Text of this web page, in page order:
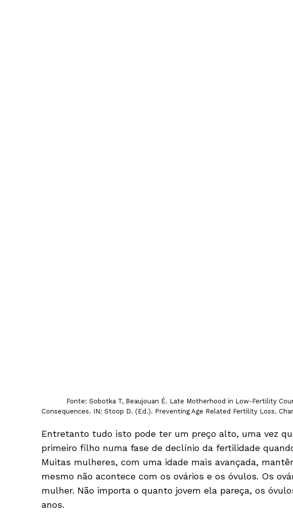
Fonte: Sobotka T, Beaujouan É. Late Motherhood in Low-Fertility
Consequences. IN: Stoop D. (Ed.). Preventing Age Related Fertility Loss.
Entretanto tudo isto pode ter um preço alto, uma vez
primeiro filho numa fase de declínio da fertilidade
Muitas mulheres, com uma idade mais avançada,
mesmo não acontece com os ovários e os óvulos. Os
mulher. Não importa o quanto jovem ela pareça, os
anos.